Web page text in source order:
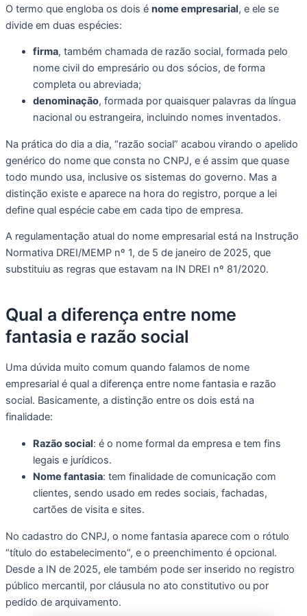
O termo que engloba os dois é nome empresarial, e ele se
divide em duas espécies:
firma, também chamada de razão social, formada pelo
nome civil do empresário ou dos sócios, de forma
completa ou abreviada;
denominação, formada por quaisquer palavras da língua
nacional ou estrangeira, incluindo nomes inventados.
Na prática do dia a dia, “razão social” acabou virando o apelido
genérico do nome que consta no CNPJ, e é assim que quase
todo mundo usa, inclusive os sistemas do governo. Mas a
distinção existe e aparece na hora do registro, porque a lei
define qual espécie cabe em cada tipo de empresa.
A regulamentação atual do nome empresarial está na Instrução
Normativa DREI/MEMP nº 1, de 5 de janeiro de 2025, que
substituiu as regras que estavam na IN DREI nº 81/2020.
Qual a diferença entre nome
fantasia e razão social
Uma dúvida muito comum quando falamos de nome
empresarial é qual a diferença entre nome fantasia e razão
social. Basicamente, a distinção entre os dois está na
finalidade:
Razão social: é o nome formal da empresa e tem fins
legais e jurídicos.
Nome fantasia: tem finalidade de comunicação com
clientes, sendo usado em redes sociais, fachadas,
cartões de visita e sites.
No cadastro do CNPJ, o nome fantasia aparece com o rótulo
“título do estabelecimento”, e o preenchimento é opcional.
Desde a IN de 2025, ele também pode ser inserido no registro
público mercantil, por cláusula no ato constitutivo ou por
pedido de arquivamento.